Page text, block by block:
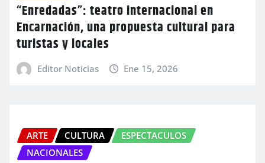
“Enredadas”: teatro internacional en
Encarnación, una propuesta cultural para
turistas y locales
Editor Noticias Ene 15, 2026
ARTE CULTURA
ESPECTACULOS
NACIONALES